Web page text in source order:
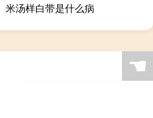
米汤样白带是什么病
☚